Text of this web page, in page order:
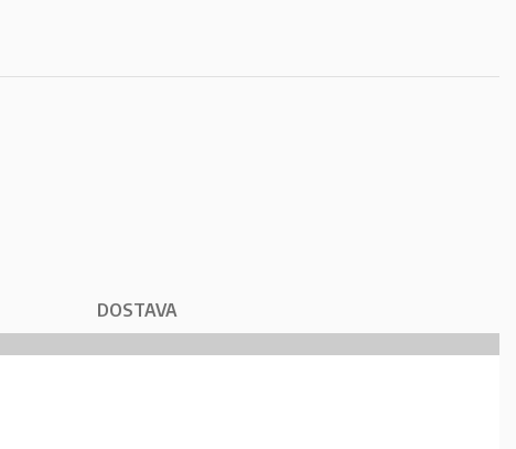
DOSTAVA